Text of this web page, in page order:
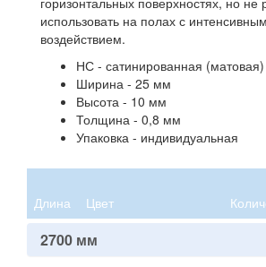
использовать на полах с
воздействием.
НС - сатинированная (матовая)
Ширина - 25 мм
Высота - 10 мм
Толщина - 0,8 мм
Упаковка - индивидуальная
Длина Цвет
2700 мм